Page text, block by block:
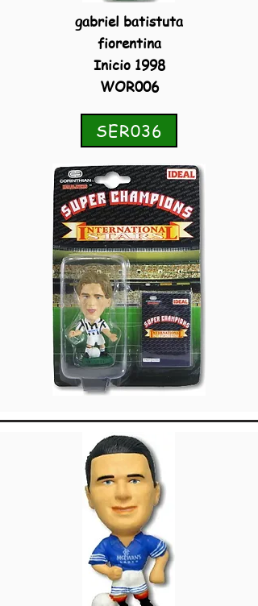
gabriel batistuta
fiorentina
Inicio 1998
WOR006
SER036